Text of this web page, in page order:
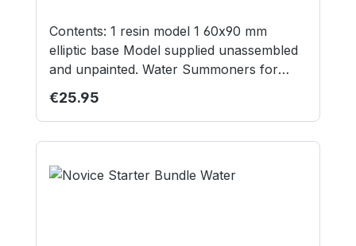
Contents: 1 resin model 1 60x90 mm
elliptic base Model supplied unassembled
and unpainted. Water Summoners for
scale and not included. Not suitable for
children under 12 years.
Regular price:
€25.95